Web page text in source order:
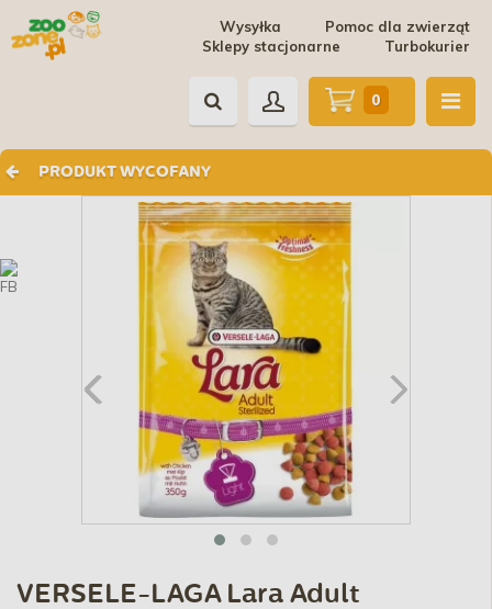
Pomoc dla zwierząt
Wysyłka
Turbokurier
Sklepy stacjonarne
PRODUKT WYCOFANY
0
VERSELE-LAGA Lara Adult